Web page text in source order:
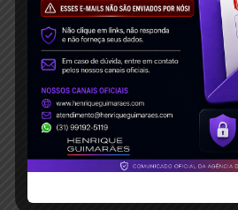
Dicas Classificar
Criação De
Fotografia,